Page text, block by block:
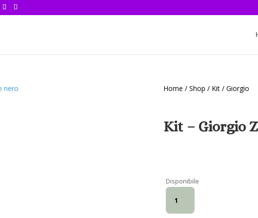
Home / Shop / Kit/ Giorgio
Kit – Giorgio
Disponibile
Kit